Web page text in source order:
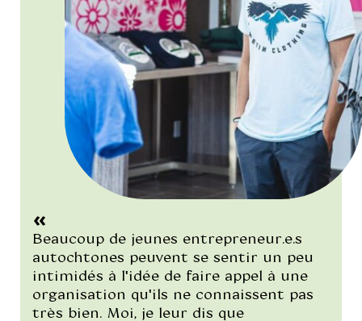
Beaucoup de jeunes entrepreneur.e.s
autochtones peuvent se sentir un peu
intimidés à l'idée de faire appel à une
organisation qu'ils ne connaissent pas
très bien. Moi, je leur dis que